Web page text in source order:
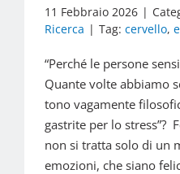
11 Febbraio 2026 |
Ricerca | Tag: cervello,
“Perché le persone
Quante volte abbiamo
tono vagamente
gastrite per lo stress”?
non si tratta solo di un
emozioni, che siano